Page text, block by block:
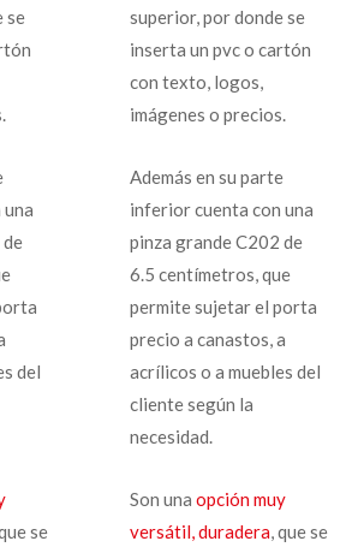
se
del
se
superior, por donde se
inserta un pvc o cartón
con texto, logos,
imágenes o precios.
Además en su parte
inferior cuenta con una
pinza grande C202 de
6.5 centímetros, que
permite sujetar el porta
precio a canastos, a
acrílicos o a muebles del
cliente según la
necesidad.
Son una opción muy
versátil, duradera, que se